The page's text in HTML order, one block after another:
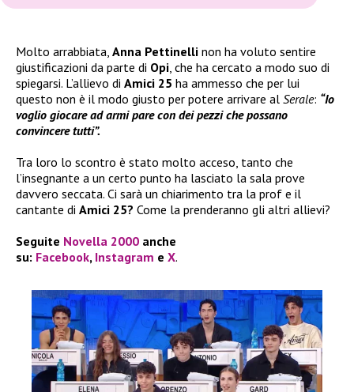
Molto arrabbiata, Anna Pettinelli non ha voluto sentire
giustificazioni da parte di Opi, che ha cercato a modo suo di
spiegarsi. L’allievo di Amici 25 ha ammesso che per lui
questo non è il modo giusto per potere arrivare al Serale: “Io
voglio giocare ad armi pare con dei pezzi che possano
convincere tutti”.
Tra loro lo scontro è stato molto acceso, tanto che
l’insegnante a un certo punto ha lasciato la sala prove
davvero seccata. Ci sarà un chiarimento tra la prof e il
cantante di Amici 25? Come la prenderanno gli altri allievi?
Seguite Novella 2000 anche
su: Facebook, Instagram e X.